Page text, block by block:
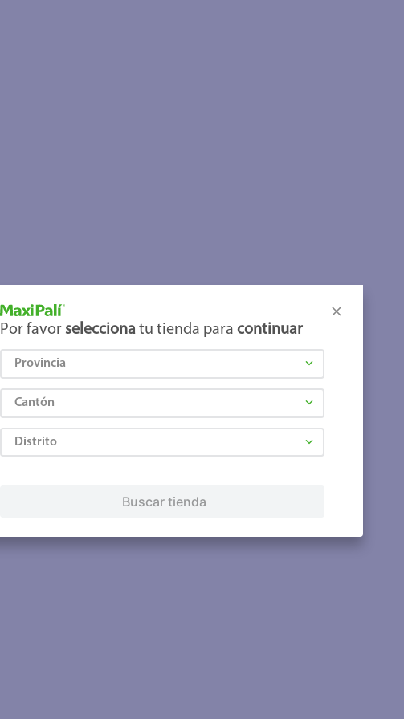
Por favor selecciona tu tienda para continuar
Provincia
Cantón
Distrito
Buscar tienda